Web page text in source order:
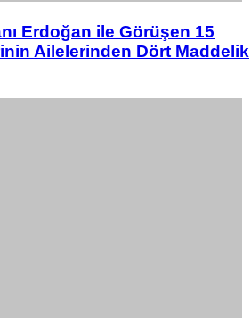
Erdoğan ile Görüşen 15
Ailelerinden Dört Maddelik